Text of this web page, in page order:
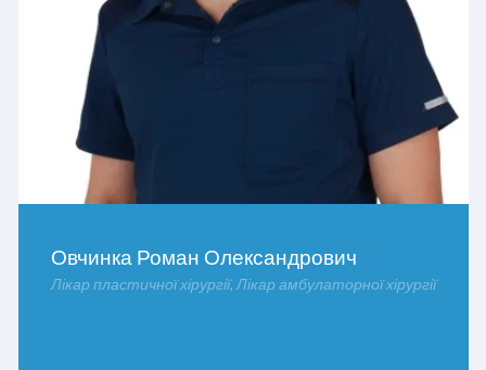
Овчинка Роман Олександрович
Лікар пластичної хірургії, Лікар амбулаторної хірургії